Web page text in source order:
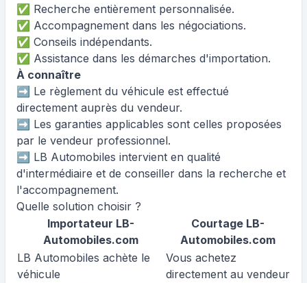
✅ Recherche entièrement personnalisée.
✅ Accompagnement dans les négociations.
✅ Conseils indépendants.
✅ Assistance dans les démarches d'importation.
À connaître
➡️ Le règlement du véhicule est effectué
directement auprès du vendeur.
➡️ Les garanties applicables sont celles proposées
par le vendeur professionnel.
➡️ LB Automobiles intervient en qualité
d'intermédiaire et de conseiller dans la recherche et
l'accompagnement.
Quelle solution choisir ?
Importateur LB-
Automobiles.com
Courtage LB-
Automobiles.com
LB Automobiles achète le
véhicule
Vous achetez
directement au vendeur